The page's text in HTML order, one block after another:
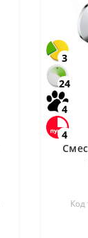
3
24
4
4
Код